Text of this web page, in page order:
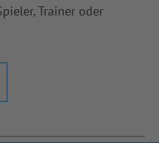
Trainer oder